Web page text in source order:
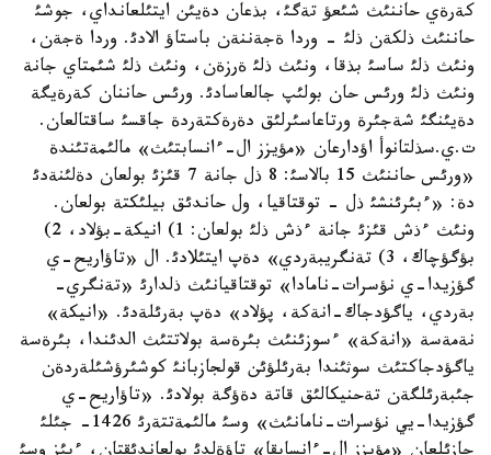
كةرةي حاننئث شئعؤ تةگئ، بذعان دةيئن ايتئلعانداي، جوشئ
حاننئث ذلكةن ذلئ - وردا ةجةننةن باستاؤ الادئ. وردا ةجةن،
ونئث ذلئ ساسئ بذقا، ونئث ذلئ ةرزةن، ونئث ذلئ شئمتاي جانة
ونئث ذلئ ورئس حان بولئپ جالعاسادئ. ورئس حاننان كةرةيگة
دةيئنگئ شةجئرة ورتاعاسئرلئق دةرةكتةردة جاقسئ ساقتالعان.
ت.ي.سذلتانوأ اؤدارعان «مؤيزز ال-ءانسابتئث» مالئمةتئندة
«ورئس حاننئث 15 بالاسئ: 8 ذل جانة 7 قئزئ بولعان دةلئنةدئ
دة: «ءبئرئنشئ ذل - توقتاقيا، ول حاندئق بيلئكتة بولعان.
ونئث ءذش قئزئ جانة ءذش ذلئ بولعان: 1) انيكة-بؤلاد، 2)
بؤگؤچاك، 3) تةنگريبةردي» دةپ ايتئلادئ. ال «تاؤاريح-ي
گؤزيدا-ي نؤسرات-نامادا» توقتاقيانئث ذلدارئ «تةنگري-
بةردي، ياگؤدجاك-انةكة، پؤلاد» دةپ بةرئلةدئ. «انيكة»
نةمةسة «انةكة» ءسوزئنئث بئرةسة بولاتتئث الدئندا، بئرةسة
ياگؤدجاكتئث سوثئندا بةرئلؤئن قولجازبانئ كوشئرؤشئلةردةن
جئبةرئلگةن تةحنيكالئق قاتة دةؤگة بولادئ. «تاؤاريح-ي
گؤزيدا-يي نؤسرات-نامانئث» وسئ مالئمةتتةرئ 1426- جئلئ